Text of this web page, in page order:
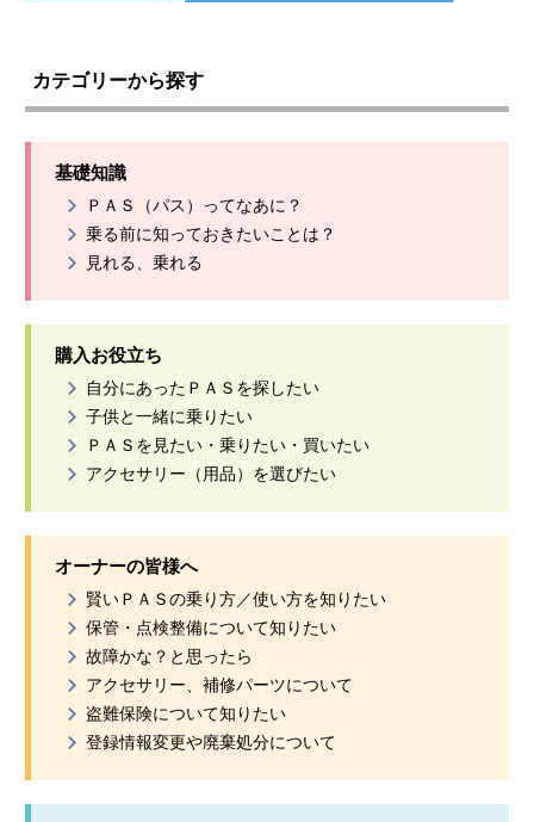
カテゴリーから探す
基礎知識
ＰＡＳ（パス）ってなあに？
乗る前に知っておきたいことは？
見れる、乗れる
購入お役立ち
自分にあったＰＡＳを探したい
子供と一緒に乗りたい
ＰＡＳを見たい・乗りたい・買いたい
アクセサリー（用品）を選びたい
オーナーの皆様へ
賢いＰＡＳの乗り方／使い方を知りたい
保管・点検整備について知りたい
故障かな？と思ったら
アクセサリー、補修パーツについて
盗難保険について知りたい
登録情報変更や廃棄処分について